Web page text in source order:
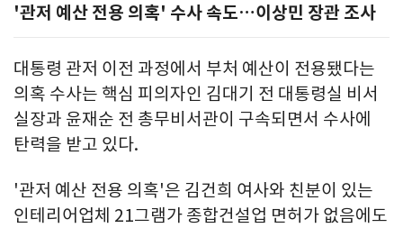
'관저 예산 전용 의혹' 수사 속도…이상민 장관 조사
대통령 관저 이전 과정에서 부처 예산이 전용됐다는
의혹 수사는 핵심 피의자인 김대기 전 대통령실 비서
실장과 윤재순 전 총무비서관이 구속되면서 수사에
탄력을 받고 있다.
'관저 예산 전용 의혹'은 김건희 여사와 친분이 있는
인테리어업체 21그램가 종합건설업 면허가 없음에도